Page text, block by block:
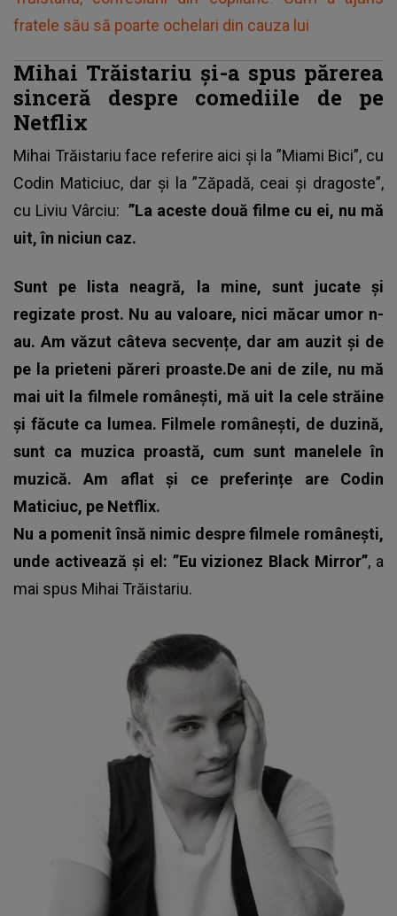
fratele său să poarte ochelari din cauza lui
Mihai Trăistariu și-a spus părerea
sinceră despre comediile de pe
Netflix
Mihai Trăistariu face referire aici și la ”Miami Bici”, cu
Codin Maticiuc, dar și la ”Zăpadă, ceai și dragoste”,
cu Liviu Vârciu: ”La aceste două filme cu ei, nu mă
uit, în niciun caz.
Sunt pe lista neagră, la mine, sunt jucate și
regizate prost. Nu au valoare, nici măcar umor n-
au. Am văzut câteva secvențe, dar am auzit și de
pe la prieteni păreri proaste.De ani de zile, nu mă
mai uit la filmele românești, mă uit la cele străine
și făcute ca lumea. Filmele românești, de duzină,
sunt ca muzica proastă, cum sunt manelele în
muzică. Am aflat și ce preferințe are Codin
Maticiuc, pe Netflix.
Nu a pomenit însă nimic despre filmele românești,
unde activează și el: ”Eu vizionez Black Mirror”, a
mai spus Mihai Trăistariu.